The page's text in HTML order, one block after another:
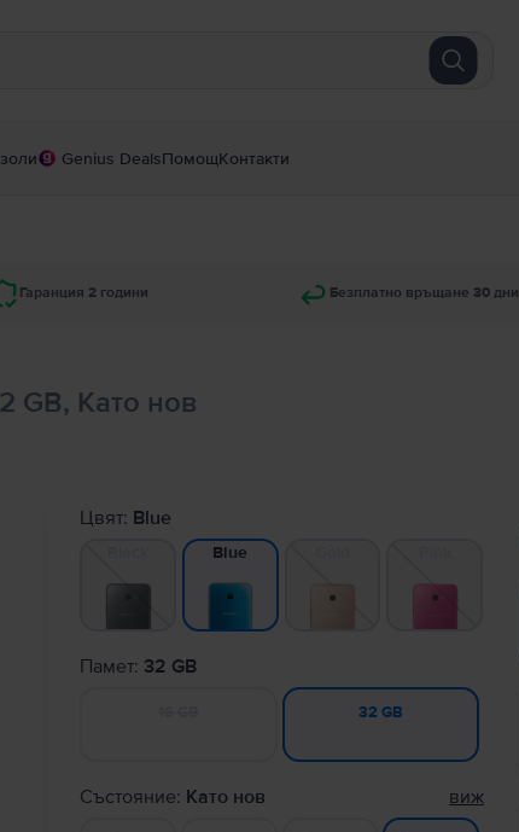
Genius DealsПомощКонтакти
Гаранция 2 години Безплатно връщане 30 дни
GB, Като нов
Цвят: Blue
Blue
Памет: 32 GB
32 GB
Състояние: Като нов виж